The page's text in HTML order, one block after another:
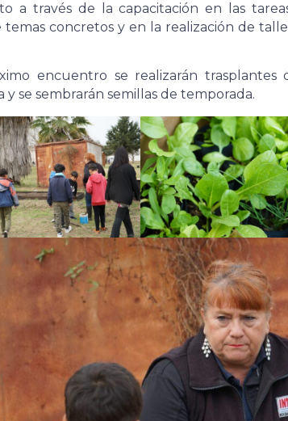
a través de la capacitación en las
temas concretos y en la realización de
encuentro se realizarán trasplantes
y se sembrarán semillas de temporada.